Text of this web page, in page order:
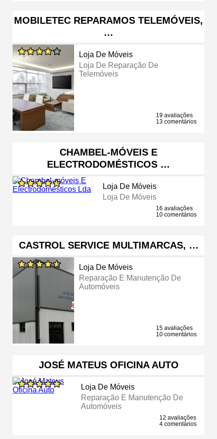
MOBILETEC REPARAMOS TELEMÓVEIS,
…
Loja De Móveis
Loja De Reparação De
Telemóveis
19 avaliações
13 comentários
CHAMBEL-MÓVEIS E
ELECTRODOMÉSTICOS …
Loja De Móveis
Loja De Móveis
16 avaliações
10 comentários
CASTROL SERVICE MULTIMARCAS, …
Loja De Móveis
Reparação E Manutenção De
Automóveis
15 avaliações
10 comentários
JOSÉ MATEUS OFICINA AUTO
Loja De Móveis
Reparação E Manutenção De
Automóveis
12 avaliações
4 comentários